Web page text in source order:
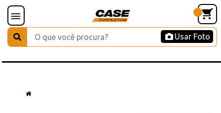
Usar Foto